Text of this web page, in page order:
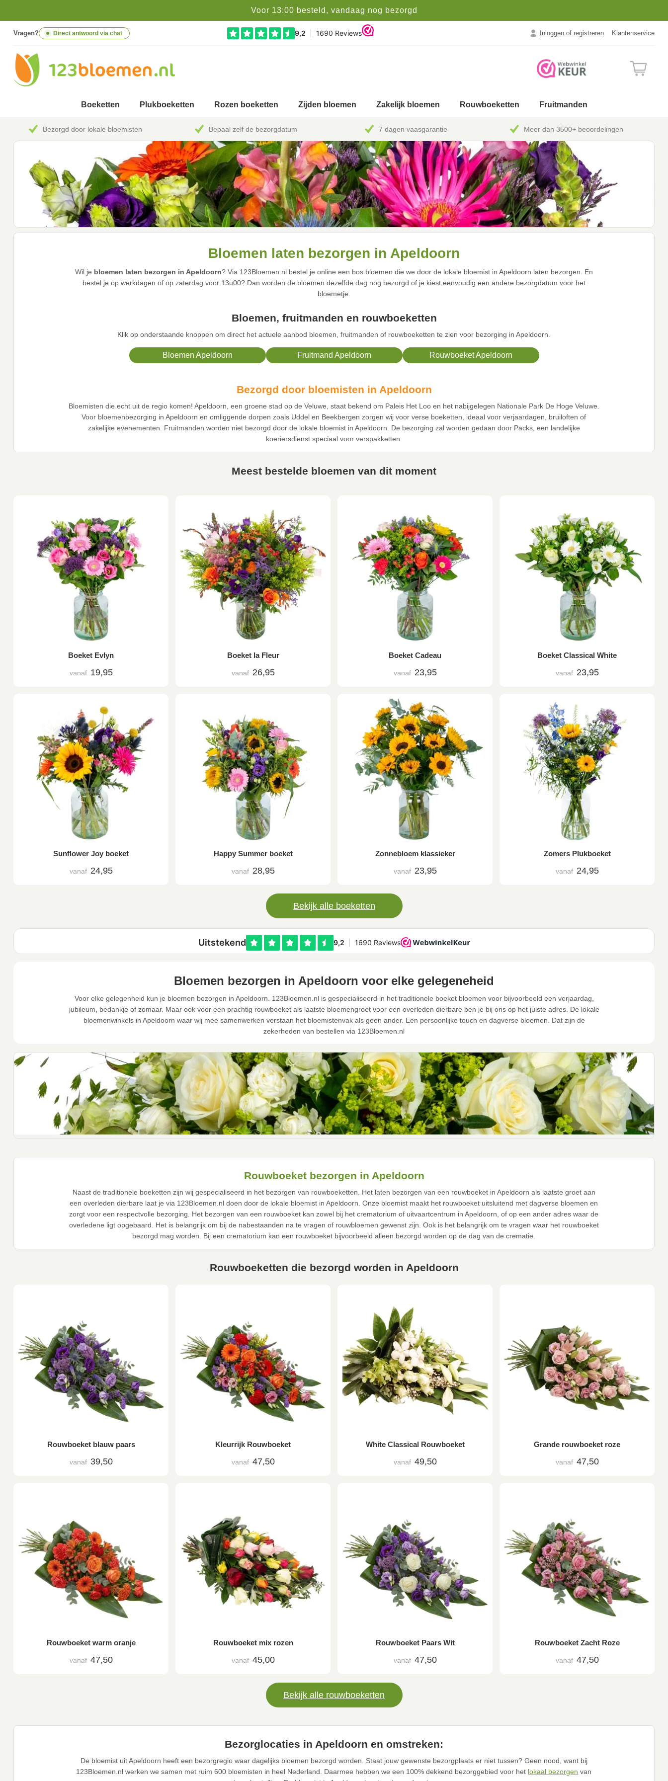
Voor 13:00 besteld, vandaag nog bezorgd
Vragen? Direct antwoord via chat Inloggen of registreren Klantenservice
Boeketten Plukboeketten Rozen boeketten Zijden bloemen Zakelijk bloemen Rouwboeketten Fruitmanden
Bezorgd door lokale bloemisten Bepaal zelf de bezorgdatum 7 dagen vaasgarantie Meer dan 3500+ beoordelingen
Bloemen laten bezorgen in Apeldoorn
Wil je bloemen laten bezorgen in Apeldoorn? Via 123Bloemen.nl bestel je online een bos bloemen die we door de lokale bloemist in Apeldoorn laten bezorgen. En
bestel je op werkdagen of op zaterdag voor 13u00? Dan worden de bloemen dezelfde dag nog bezorgd of je kiest eenvoudig een andere bezorgdatum voor het
bloemetje.
Bloemen, fruitmanden en rouwboeketten
Klik op onderstaande knoppen om direct het actuele aanbod bloemen, fruitmanden of rouwboeketten te zien voor bezorging in Apeldoorn.
Bloemen Apeldoorn Fruitmand Apeldoorn Rouwboeket Apeldoorn
Bezorgd door bloemisten in Apeldoorn
Bloemisten die echt uit de regio komen! Apeldoorn, een groene stad op de Veluwe, staat bekend om Paleis Het Loo en het nabijgelegen Nationale Park De Hoge Veluwe.
Voor bloemenbezorging in Apeldoorn en omliggende dorpen zoals Uddel en Beekbergen zorgen wij voor verse boeketten, ideaal voor verjaardagen, bruiloften of
zakelijke evenementen. Fruitmanden worden niet bezorgd door de lokale bloemist in Apeldoorn. De bezorging zal worden gedaan door Packs, een landelijke
koeriersdienst speciaal voor verspakketten.
Meest bestelde bloemen van dit moment
Boeket Evlyn
vanaf 19,95
Boeket la Fleur
vanaf 26,95
Boeket Cadeau
vanaf 23,95
Boeket Classical White
vanaf 23,95
Sunflower Joy boeket
vanaf 24,95
Happy Summer boeket
vanaf 28,95
Zonnebloem klassieker
vanaf 23,95
Zomers Plukboeket
vanaf 24,95
Bekijk alle boeketten
Bloemen bezorgen in Apeldoorn voor elke gelegeneheid
Voor elke gelegenheid kun je bloemen bezorgen in Apeldoorn. 123Bloemen.nl is gespecialiseerd in het traditionele boeket bloemen voor bijvoorbeeld een verjaardag,
jubileum, bedankje of zomaar. Maar ook voor een prachtig rouwboeket als laatste bloemengroet voor een overleden dierbare ben je bij ons op het juiste adres. De lokale
bloemenwinkels in Apeldoorn waar wij mee samenwerken verstaan het bloemistenvak als geen ander. Een persoonlijke touch en dagverse bloemen. Dat zijn de
zekerheden van bestellen via 123Bloemen.nl
Rouwboeket bezorgen in Apeldoorn
Naast de traditionele boeketten zijn wij gespecialiseerd in het bezorgen van rouwboeketten. Het laten bezorgen van een rouwboeket in Apeldoorn als laatste groet aan
een overleden dierbare laat je via 123Bloemen.nl doen door de lokale bloemist in Apeldoorn. Onze bloemist maakt het rouwboeket uitsluitend met dagverse bloemen en
zorgt voor een respectvolle bezorging. Het bezorgen van een rouwboeket kan zowel bij het crematorium of uitvaartcentrum in Apeldoorn, of op een ander adres waar de
overledene ligt opgebaard. Het is belangrijk om bij de nabestaanden na te vragen of rouwbloemen gewenst zijn. Ook is het belangrijk om te vragen waar het rouwboeket
bezorgd mag worden. Bij een crematorium kan een rouwboeket bijvoorbeeld alleen bezorgd worden op de dag van de crematie.
Rouwboeketten die bezorgd worden in Apeldoorn
Rouwboeket blauw paars
vanaf 39,50
Kleurrijk Rouwboeket
vanaf 47,50
White Classical Rouwboeket
vanaf 49,50
Grande rouwboeket roze
vanaf 47,50
Rouwboeket warm oranje
vanaf 47,50
Rouwboeket mix rozen
vanaf 45,00
Rouwboeket Paars Wit
vanaf 47,50
Rouwboeket Zacht Roze
vanaf 47,50
Bekijk alle rouwboeketten
Bezorglocaties in Apeldoorn en omstreken:
De bloemist uit Apeldoorn heeft een bezorgregio waar dagelijks bloemen bezorgd worden. Staat jouw gewenste bezorgplaats er niet tussen? Geen nood, want bij
123Bloemen.nl werken we samen met ruim 600 bloemisten in heel Nederland. Daarmee hebben we een 100% dekkend bezorggebied voor het lokaal bezorgen van